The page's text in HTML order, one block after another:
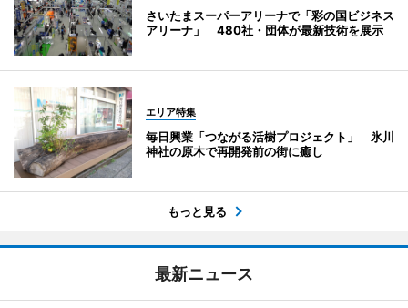
さいたまスーパーアリーナで「彩の国ビジネス
アリーナ」 480社・団体が最新技術を展示
エリア特集
毎日興業「つながる活樹プロジェクト」 氷川
神社の原木で再開発前の街に癒し
もっと見る
最新ニュース